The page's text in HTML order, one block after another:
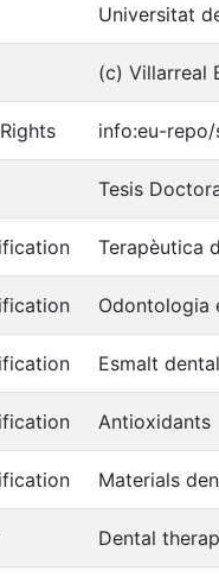
Universitat
(c) Villarreal
info:eu-
Tesis
Terapèutica
Odontologia
Esmalt dental
Antioxidants
Materials
Dental